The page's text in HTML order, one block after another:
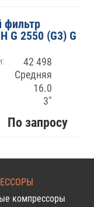
фильтр
G 2550 (G3) G
42 498
Средняя
16.0
3″
По запросу
компрессоры